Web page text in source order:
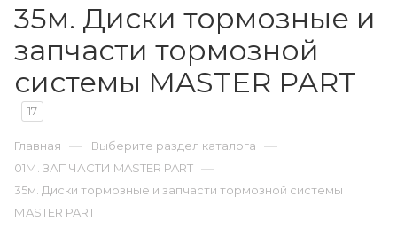
35м. Диски тормозные и
запчасти тормозной
системы МASTER PART
17
Главная — Выберите раздел каталога —
01М. ЗАПЧАСТИ MASTER PART —
35м. Диски тормозные и запчасти тормозной системы
МASTER PART